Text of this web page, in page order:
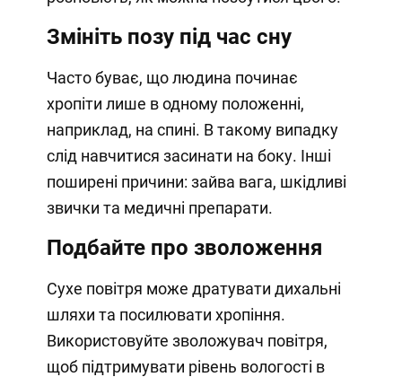
Змініть позу під час сну
Часто буває, що людина починає
хропіти лише в одному положенні,
наприклад, на спині. В такому випадку
слід навчитися засинати на боку. Інші
поширені причини: зайва вага, шкідливі
звички та медичні препарати.
Подбайте про зволоження
Сухе повітря може дратувати дихальні
шляхи та посилювати хропіння.
Використовуйте зволожувач повітря,
щоб підтримувати рівень вологості в